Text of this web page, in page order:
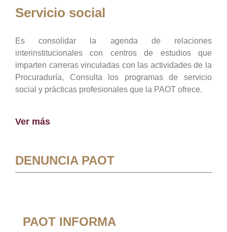
Servicio social
Es consolidar la agenda de relaciones
interinstitucionales con centros de estudios que
imparten carreras vinculadas con las actividades de la
Procuraduría, Consulta los programas de servicio
social y prácticas profesionales que la PAOT ofrece.
Ver más
DENUNCIA PAOT
PAOT INFORMA